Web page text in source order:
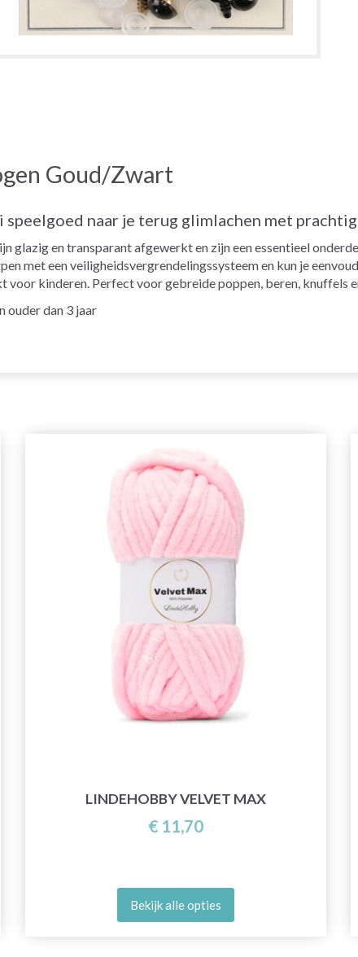
Goud/Zwart
naar je terug glimlachen met
glazig en transparant afgewerkt en zijn een essentieel
met een veiligheidsvergrendelingssysteem en kun je
voor kinderen. Perfect voor gebreide poppen, beren, knuffels
ouder dan 3 jaar
LINDEHOBBY VELVET MAX
€ 11,70
Bekijk alle opties